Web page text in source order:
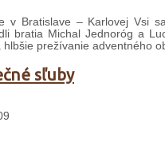
v Bratislave – Karlovej Vsi
bratia Michal Jednoróg a
prežívanie adventného
sľuby